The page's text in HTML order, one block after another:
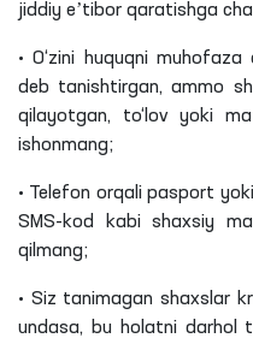
jiddiy eʼtibor qaratishga
• O‘zini huquqni muhofaza
deb tanishtirgan, ammo
qilayotgan, to‘lov yoki
ishonmang;
• Telefon orqali pasport
SMS-kod kabi shaxsiy
qilmang;
• Siz tanimagan shaxslar
undasa, bu holatni darhol